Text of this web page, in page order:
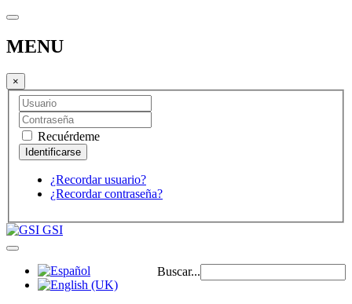
MENU
×
Recuérdeme
¿Recordar usuario?
¿Recordar contraseña?
GSI
Buscar...